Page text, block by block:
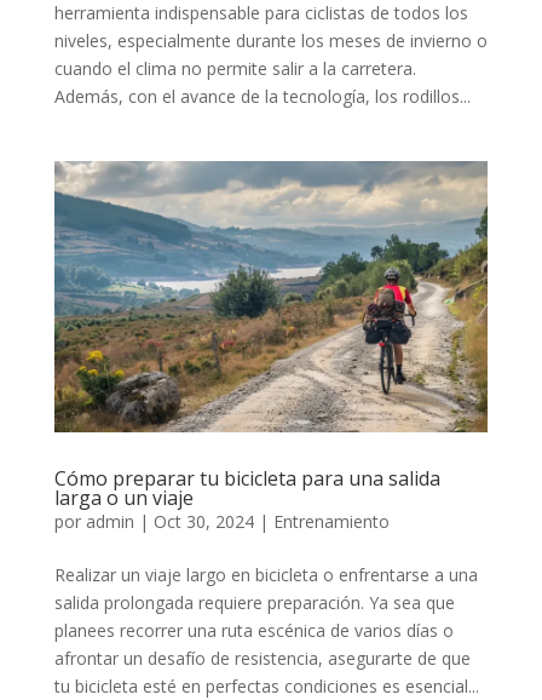
herramienta indispensable para ciclistas de todos los
niveles, especialmente durante los meses de invierno o
cuando el clima no permite salir a la carretera.
Además, con el avance de la tecnología, los rodillos...
Cómo preparar tu bicicleta para una salida
larga o un viaje
por admin | Oct 30, 2024| Entrenamiento
Realizar un viaje largo en bicicleta o enfrentarse a una
salida prolongada requiere preparación. Ya sea que
planees recorrer una ruta escénica de varios días o
afrontar un desafío de resistencia, asegurarte de que
tu bicicleta esté en perfectas condiciones es esencial...